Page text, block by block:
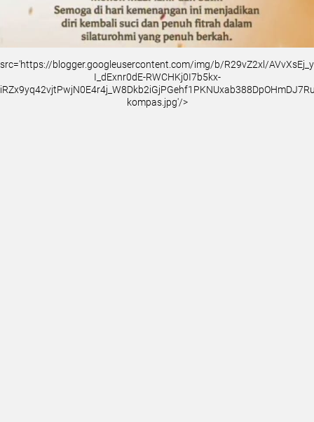
src='https://blogger.googleusercontent.com/img/b/R29vZ2xl/
I_dExnr0dE-RWCHKj0I7b5kx-
kompas.jpg'/>